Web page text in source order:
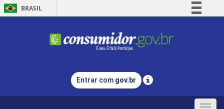
BRASIL
Comunica BR
Legislação
Entrar com gov.br
Toggle